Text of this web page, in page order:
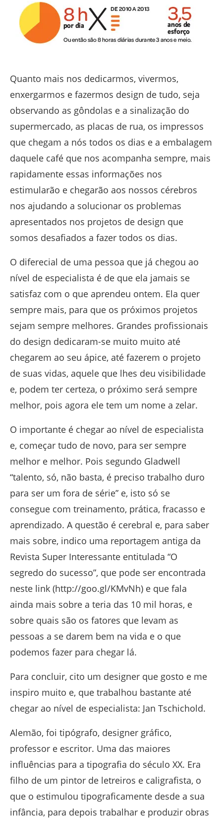
Quanto mais nos dedicarmos, vivermos,
enxergarmos e fazermos design de tudo, seja
observando as gôndolas e a sinalização do
supermercado, as placas de rua, os impressos
que chegam a nós todos os dias e a embalagem
daquele café que nos acompanha sempre, mais
rapidamente essas informações nos
estimularão e chegarão aos nossos cérebros
nos ajudando a solucionar os problemas
apresentados nos projetos de design que
somos desafiados a fazer todos os dias.
O diferecial de uma pessoa que já chegou ao
nível de especialista é de que ela jamais se
satisfaz com o que aprendeu ontem. Ela quer
sempre mais, para que os próximos projetos
sejam sempre melhores. Grandes profissionais
do design dedicaram-se muito muito até
chegarem ao seu ápice, até fazerem o projeto
de suas vidas, aquele que lhes deu visibilidade
e, podem ter certeza, o próximo será sempre
melhor, pois agora ele tem um nome a zelar.
O importante é chegar ao nível de especialista
e, começar tudo de novo, para ser sempre
melhor e melhor. Pois segundo Gladwell
“talento, só, não basta, é preciso trabalho duro
para ser um fora de série” e, isto só se
consegue com treinamento, prática, fracasso e
aprendizado. A questão é cerebral e, para saber
mais sobre, indico uma reportagem antiga da
Revista Super Interessante entitulada “O
segredo do sucesso”, que pode ser encontrada
neste link (http://goo.gl/KMvNh) e que fala
ainda mais sobre a teria das 10 mil horas, e
sobre quais são os fatores que levam as
pessoas a se darem bem na vida e o que
podemos fazer para chegar lá.
Para concluir, cito um designer que gosto e me
inspiro muito e, que trabalhou bastante até
chegar ao nível de especialista: Jan Tschichold.
Alemão, foi tipógrafo, designer gráfico,
professor e escritor. Uma das maiores
influências para a tipografia do século XX. Era
filho de um pintor de letreiros e caligrafista, o
que o estimulou tipograficamente desde a sua
infância, para depois trabalhar e produzir obras